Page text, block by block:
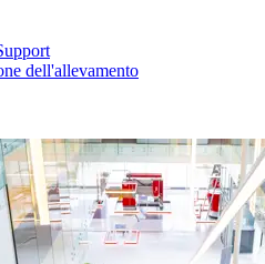
dell'allevamento